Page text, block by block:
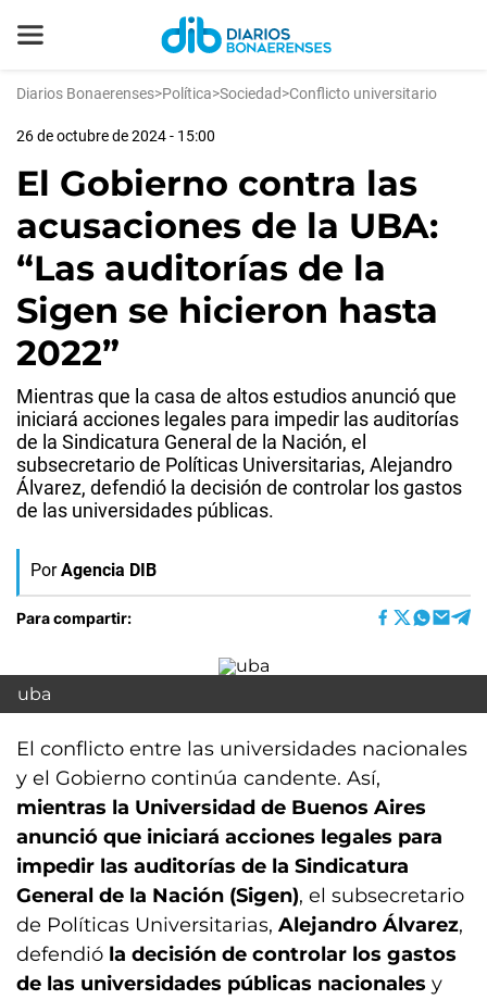
Diarios Bonaerenses>Política>Sociedad>Conflicto universitario
26 de octubre de 2024 - 15:00
El Gobierno contra las
acusaciones de la UBA:
“Las auditorías de la
Sigen se hicieron hasta
2022”
Mientras que la casa de altos estudios anunció que
iniciará acciones legales para impedir las auditorías
de la Sindicatura General de la Nación, el
subsecretario de Políticas Universitarias, Alejandro
Álvarez, defendió la decisión de controlar los gastos
de las universidades públicas.
Por Agencia DIB
Para compartir:
uba
El conflicto entre las universidades nacionales
y el Gobierno continúa candente. Así,
mientras la Universidad de Buenos Aires
anunció que iniciará acciones legales para
impedir las auditorías de la Sindicatura
General de la Nación (Sigen), el subsecretario
de Políticas Universitarias, Alejandro Álvarez,
defendió la decisión de controlar los gastos
de las universidades públicas nacionales y